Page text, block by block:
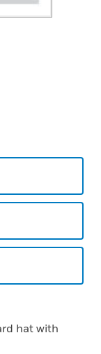
hat with